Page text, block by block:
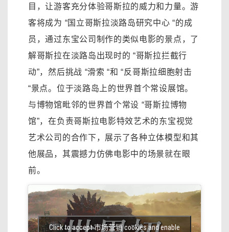
目，让游客充分体验哥斯拉的威力和力量。游
客将成为 “国立哥斯拉淡路岛研究中心 “的成
员，通过东宝公司制作的类似电影的景点，了
解哥斯拉在淡路岛出现时的 “哥斯拉拦截行
动”，然后挑战 “滑索 “和 “反哥斯拉细胞射击
“景点。位于淡路岛上的世界首个常设展馆。
与博物馆毗邻的世界首个常设 “哥斯拉博物
馆”，在负责哥斯拉电影特效艺术的东宝视觉
艺术公司的合作下，展示了各种立体模型和其
他展品，其震撼力仿佛电影中的场景就在眼
前。
Click to accept 市场营销 cookies and enable